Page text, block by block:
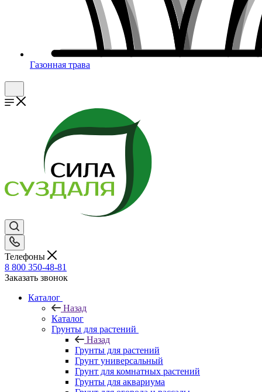
Газонная трава
Телефоны
8 800 350-48-81
Заказать звонок
Каталог
Назад
Каталог
Грунты для растений
Назад
Грунты для растений
Грунт универсальный
Грунт для комнатных растений
Грунты для аквариума